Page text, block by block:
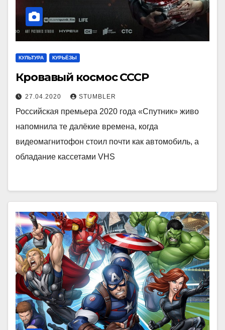
КУЛЬТУРА КУРЬЁЗЫ
Кровавый космос СССР
27.04.2020 STUMBLER
Российская премьера 2020 года «Спутник» живо
напомнила те далёкие времена, когда
видеомагнитофон стоил почти как автомобиль, а
обладание кассетами VHS